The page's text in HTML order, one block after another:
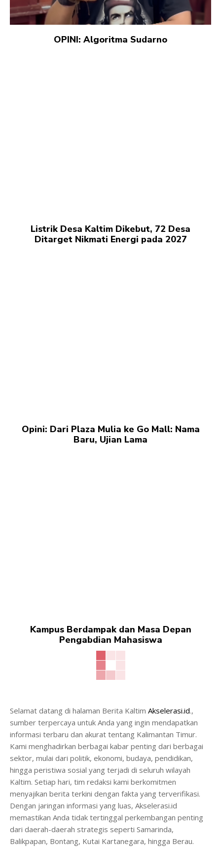
OPINI: Algoritma Sudarno
Listrik Desa Kaltim Dikebut, 72 Desa
Ditarget Nikmati Energi pada 2027
Opini: Dari Plaza Mulia ke Go Mall: Nama
Baru, Ujian Lama
Kampus Berdampak dan Masa Depan
Pengabdian Mahasiswa
Selamat datang di halaman Berita Kaltim Akselerasi.id.,
sumber terpercaya untuk Anda yang ingin mendapatkan
informasi terbaru dan akurat tentang Kalimantan Timur.
Kami menghadirkan berbagai kabar penting dari berbagai
sektor, mulai dari politik, ekonomi, budaya, pendidikan,
hingga peristiwa sosial yang terjadi di seluruh wilayah
Kaltim. Setiap hari, tim redaksi kami berkomitmen
menyajikan berita terkini dengan fakta yang terverifikasi.
Dengan jaringan informasi yang luas, Akselerasi.id
memastikan Anda tidak tertinggal perkembangan penting
dari daerah-daerah strategis seperti Samarinda,
Balikpapan, Bontang, Kutai Kartanegara, hingga Berau.